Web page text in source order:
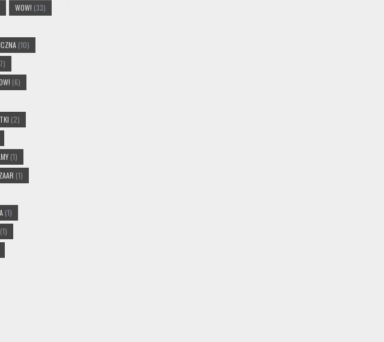
WOW! (33)
(10)
(6)
(2)
(1)
(1)
(1)
(1)